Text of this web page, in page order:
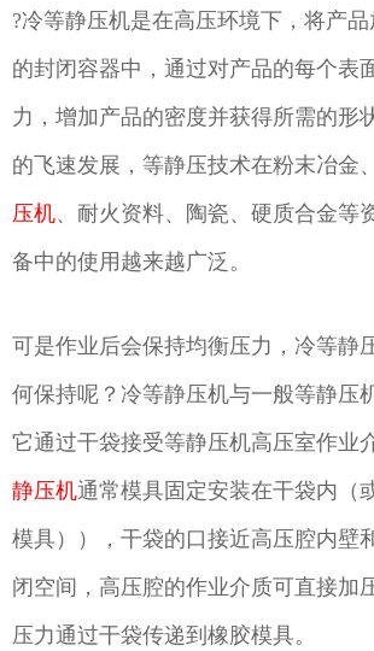
?冷等静压机是在高压环境下，将产
的封闭容器中，通过对产品的每个表
力，增加产品的密度并获得所需的形
的飞速发展，等静压技术在粉末冶金
压机、耐火资料、陶瓷、硬质合金等
备中的使用越来越广泛。
可是作业后会保持均衡压力，冷等静
何保持呢？冷等静压机与一般等静压
它通过干袋接受等静压机高压室作业
静压机通常模具固定安装在干袋内（
模具）），干袋的口接近高压腔内壁
闭空间，高压腔的作业介质可直接加
压力通过干袋传递到橡胶模具。